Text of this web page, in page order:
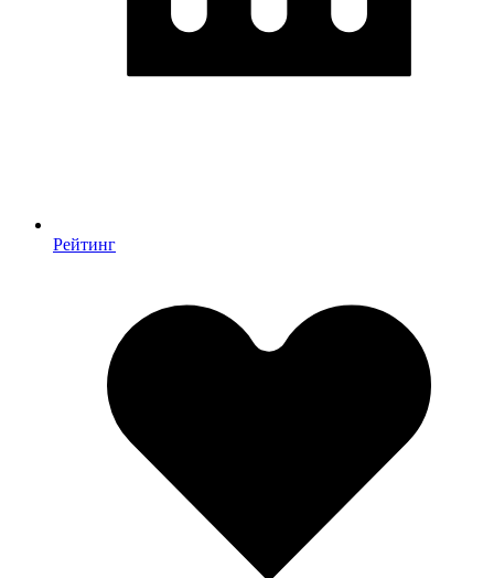
Рейтинг